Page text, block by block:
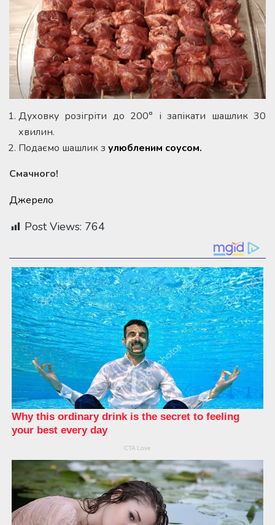
Духовку розігріти до 200° і запікати шашлик 30
хвилин.
Подаємо шашлик з улюбленим соусом.
Смачного!
Джерело
Post Views: 764